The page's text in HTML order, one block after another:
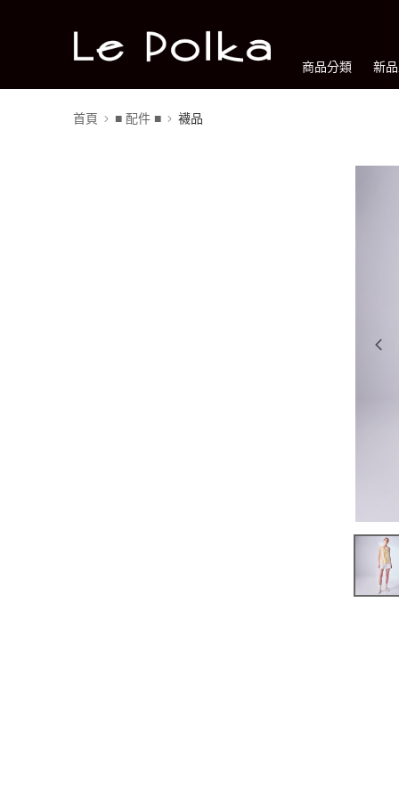
商品分類 新
首頁 ■ 配件 ■ 襪品